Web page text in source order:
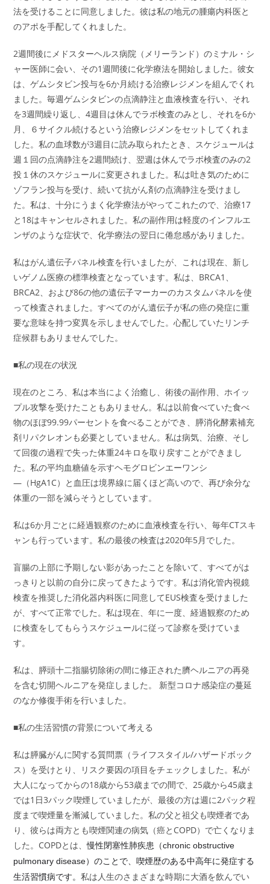
法を受けることに同意しました。彼は私の地元の腫瘍内科医と
のアポを手配してくれました。
2週間後にメドスターヘルス病院（メリーランド）のミナル・シ
ャー医師に会い、その1週間後に化学療法を開始しました。彼女
は、ゲムシタビン投与を6か月続ける治療レジメンを組んでくれ
ました。毎週ゲムシタビンの点滴静注と血液検査を行い、それ
を3週間繰り返し、4週目は休んでラボ検査のみとし、それを6か
月、６サイクル続けるという治療レジメンをセットしてくれま
した。私の血球数が3週目に読み取られたとき、スケジュールは
週１回の点滴静注を2週間続け、翌週は休んでラボ検査のみの2
投１休のスケジュールに変更されました。私は吐き気のために
ゾフラン投与を受け、続いて抗がん剤の点滴静注を受けまし
た。私は、十分にうまく化学療法がやってこれたので、治療17
と18はキャンセルされました。私の副作用は軽度のインフルエ
ンザのような症状で、化学療法の翌日に倦怠感がありました。
私はがん遺伝子パネル検査を行いましたが、これは現在、新し
いゲノム医療の標準検査となっています。私は、BRCA1、
BRCA2、および86の他の遺伝子マーカーのカスタムパネルを使
って検査されました。すべてのがん遺伝子が私の癌の発症に重
要な意味を持つ変異を示しませんでした。心配していたリンチ
症候群もありませんでした。
■私の現在の状況
現在のところ、私は本当によく治癒し、術後の副作用、ホイッ
プル攻撃を受けたこともありません。私は以前食べていた食べ
物のほぼ99.99パーセントを食べることができ、膵消化酵素補充
剤リパクレオンも必要としていません。私は病気、治療、そし
て回復の過程で失った体重24キロを取り戻すことができまし
た。私の平均血糖値を示すヘモグロビンエーワンシ
―（HgA1C）と血圧は境界線に届くほど高いので、再び余分な
体重の一部を減らそうとしています。
私は6か月ごとに経過観察のために血液検査を行い、毎年CTスキ
ャンも行っています。私の最後の検査は2020年5月でした。
盲腸の上部に予期しない影があったことを除いて、すべてがは
っきりと以前の自分に戻ってきたようです。私は消化管内視鏡
検査を推奨した消化器内科医に同意してEUS検査を受けました
が、すべて正常でした。私は現在、年に一度、経過観察のため
に検査をしてもらうスケジュールに従って診察を受けていま
す。
私は、膵頭十二指腸切除術の間に修正された臍ヘルニアの再発
を含む切開ヘルニアを発症しました。 新型コロナ感染症の蔓延
のなか修復手術を行いました。
■私の生活習慣の背景について考える
私は膵臓がんに関する質問票（ライフスタイル/ハザードボック
ス）を受けとり、リスク要因の項目をチェックしました。私が
大人になってからの18歳から53歳までの間で、25歳から45歳ま
では1日3パック喫煙していましたが、最後の方は週に2パック程
度まで喫煙量を漸減していました。私の父と祖父も喫煙者であ
り、彼らは両方とも喫煙関連の病気（癌とCOPD）で亡くなりま
した。COPDとは、慢性閉塞性肺疾患（chronic obstructive
pulmonary disease）のことで、喫煙歴のある中高年に発症する
生活習慣病です。私は人生のさまざまな時期に大酒を飲んでい